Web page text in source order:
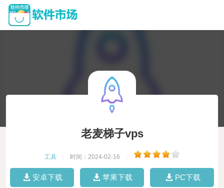
老麦梯子vps
工具 时间：2024-02-16
安卓下载 苹果下载 PC下载